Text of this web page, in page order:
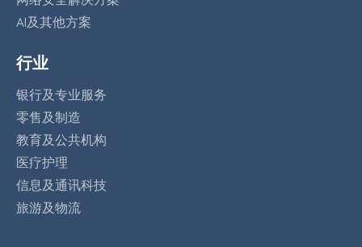
AI及其他方案
行业
银行及专业服务
零售及制造
教育及公共机构
医疗护理
信息及通讯科技
旅游及物流